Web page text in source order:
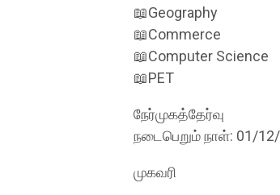
📖Geography
📖Commerce
📖Computer Science
📖PET
நேர்முகத்தேர்வு
நடைபெறும் நாள்: 01/
முகவரி